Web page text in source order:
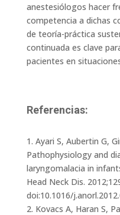
anestesiólogos hacer
competencia a dichas
de teoría-práctica
continuada es clave
pacientes en
Referencias:
1. Ayari S, Aubertin G,
Pathophysiology and
laryngomalacia in
Head Neck Dis.
doi:10.1016/
2. Kovacs A, Haran S,